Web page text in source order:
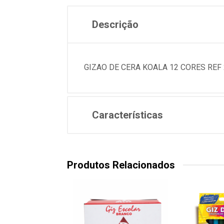
Descrição
GIZAO DE CERA KOALA 12 CORES
Características
Produtos Relacionados